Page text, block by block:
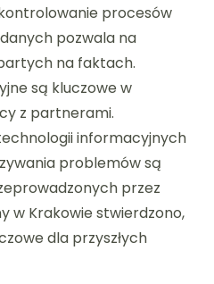
procesów
pozwala na
na faktach.
są kluczowe w
z partnerami.
informacyjnych
problemów są
przez
w Krakowie stwierdzono,
dla przyszłych